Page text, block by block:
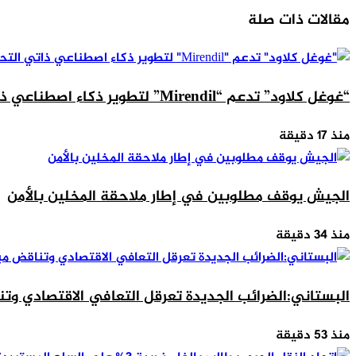
البريد
مقالات ذات صلة
“غوغل كلاود” تدعم “Mirendil” لتطوير ذكاء اصطناعي ذاتي التحسين
منذ 17 دقيقة
الجيش يوقف مطلوبين في إطار ملاحقة المخلين بالأمن
منذ 34 دقيقة
البستاني:الضرائب الجديدة تعرقل التعافي الاقتصادي
منذ 53 دقيقة